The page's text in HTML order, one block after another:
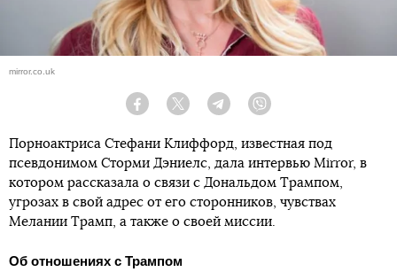
mirror.co.uk
Facebook Twitter Telegram
Порноактриса Стефани Клиффорд, известная под
псевдонимом Сторми Дэниелс, дала интервью Mirror, в
котором рассказала о связи с Дональдом Трампом,
угрозах в свой адрес от его сторонников, чувствах
Мелании Трамп, а также о своей миссии.
Об отношениях с Трампом